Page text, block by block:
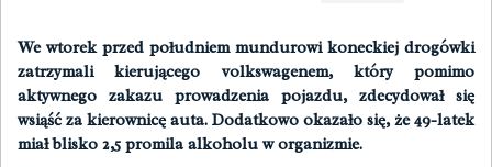
We wtorek przed południem mundurowi koneckiej drogówki
zatrzymali kierującego volkswagenem, który pomimo
aktywnego zakazu prowadzenia pojazdu, zdecydował się
wsiąść za kierownicę auta. Dodatkowo okazało się, że 49-latek
miał blisko 2,5 promila alkoholu w organizmie.